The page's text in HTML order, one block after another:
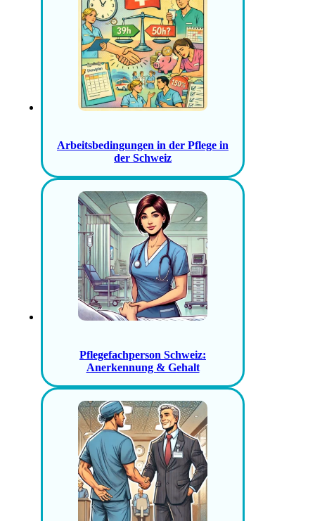
Arbeitsbedingungen in der Pflege in
der Schweiz
Pflegefachperson Schweiz:
Anerkennung & Gehalt